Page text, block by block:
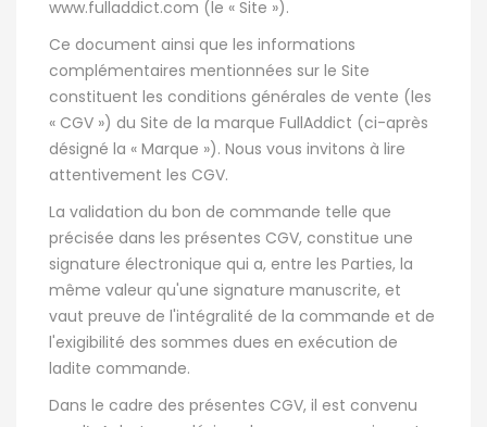
www.fulladdict.com (le « Site »).
Ce document ainsi que les informations
complémentaires mentionnées sur le Site
constituent les conditions générales de vente (les
« CGV ») du Site de la marque FullAddict (ci-après
désigné la « Marque »). Nous vous invitons à lire
attentivement les CGV.
La validation du bon de commande telle que
précisée dans les présentes CGV, constitue une
signature électronique qui a, entre les Parties, la
même valeur qu'une signature manuscrite, et
vaut preuve de l'intégralité de la commande et de
l'exigibilité des sommes dues en exécution de
ladite commande.
Dans le cadre des présentes CGV, il est convenu